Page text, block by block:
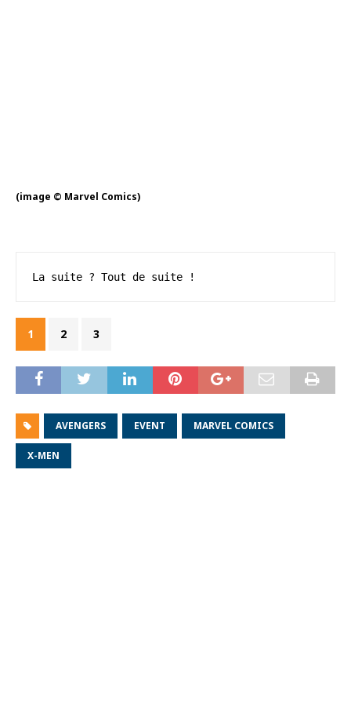
(image © Marvel Comics)
La suite ? Tout de suite !
1 2 3
AVENGERS EVENT MARVEL COMICS
X-MEN